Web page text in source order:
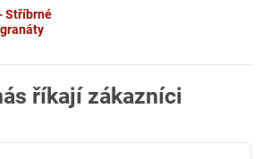
Stříbrné
říkají zákazníci